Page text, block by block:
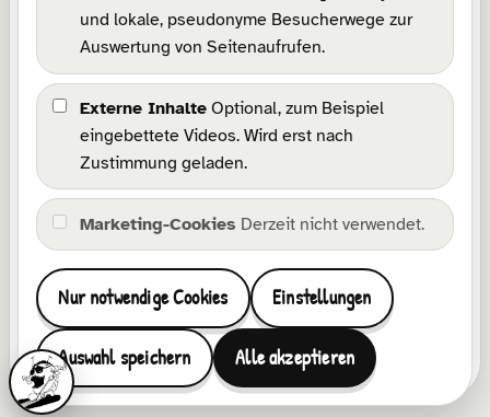
Wissensbasis
Cookie-Richtlinie
Cookie-Einstellungen
Kommunikation
Kontakt
FacebookInstagramPinterestTikTokYouTube
Etsy Wonderlink
E-Mail
Zu Favoriten hinzufügen
und lokale, pseudonyme Besucherwege zur
Auswertung von Seitenaufrufen.
Externe Inhalte Optional, zum Beispiel
eingebettete Videos. Wird erst nach
Zustimmung geladen.
Marketing-Cookies Derzeit nicht verwendet.
Nur notwendige Cookies Einstellungen
Auswahl speichern Alle akzeptieren